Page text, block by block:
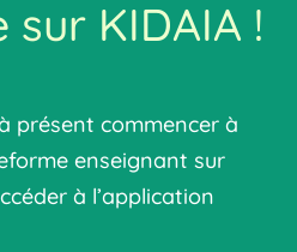
sur KIDAIA !
présent commencer à
enseignant sur
à l’application